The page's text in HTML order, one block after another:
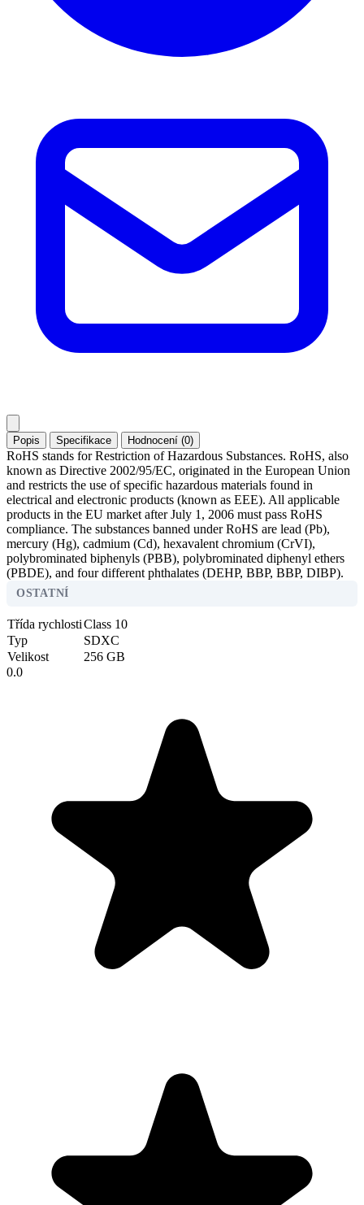
Popis Specifikace Hodnocení (0)
RoHS stands for Restriction of Hazardous Substances. RoHS, also
known as Directive 2002/95/EC, originated in the European Union
and restricts the use of specific hazardous materials found in
electrical and electronic products (known as EEE). All applicable
products in the EU market after July 1, 2006 must pass RoHS
compliance. The substances banned under RoHS are lead (Pb),
mercury (Hg), cadmium (Cd), hexavalent chromium (CrVI),
polybrominated biphenyls (PBB), polybrominated diphenyl ethers
(PBDE), and four different phthalates (DEHP, BBP, BBP, DIBP).
OSTATNÍ
Třída rychlostiClass 10
Typ
SDXC
Velikost
256 GB
0.0